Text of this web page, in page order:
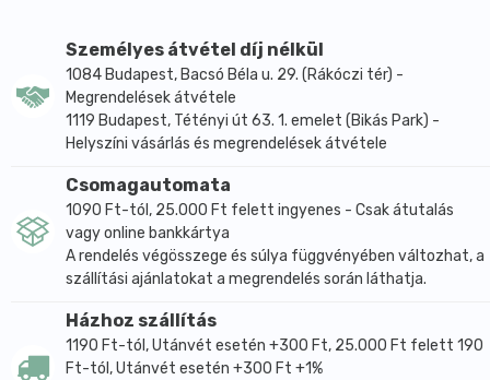
Személyes átvétel díj nélkül
1084 Budapest, Bacsó Béla u. 29. (Rákóczi tér) -
Megrendelések átvétele
1119 Budapest, Tétényi út 63. 1. emelet (Bikás Park) -
Helyszíni vásárlás és megrendelések átvétele
Csomagautomata
1090 Ft-tól, 25.000 Ft felett ingyenes - Csak átutalás
vagy online bankkártya
A rendelés végösszege és súlya függvényében változhat, a
szállítási ajánlatokat a megrendelés során láthatja.
Házhoz szállítás
1190 Ft-tól, Utánvét esetén +300 Ft, 25.000 Ft felett 190
Ft-tól, Utánvét esetén +300 Ft +1%